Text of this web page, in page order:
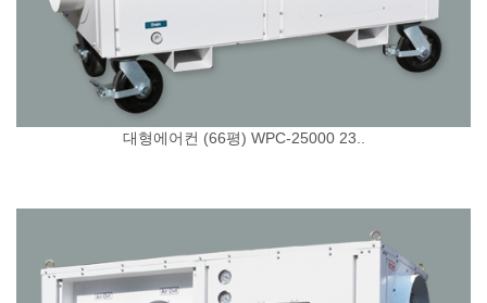
대형에어컨 (66평) WPC-25000 23..